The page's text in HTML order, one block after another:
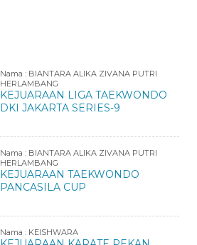
Nama : BIANTARA ALIKA ZIVANA PUTRI
HERLAMBANG
KEJUARAAN LIGA TAEKWONDO
DKI JAKARTA SERIES-9
Nama : BIANTARA ALIKA ZIVANA PUTRI
HERLAMBANG
KEJUARAAN TAEKWONDO
PANCASILA CUP
Nama : KEISHWARA